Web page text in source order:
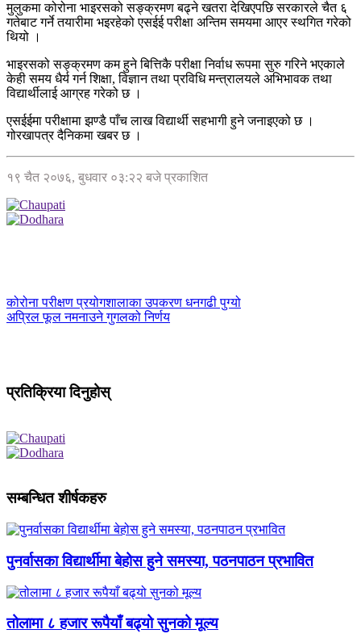
मुलुकमा कोरोना भाइरसको सङ्क्रमण बढ्ने खतरा देखिएपछि सरकारले चैत ६
गतेबाट गर्ने तयारीमा भइरहेको एसईई परीक्षा अन्तिम समयमा आएर स्थगित गरेको
थियो ।
भाइरसको सङ्क्रमण कम हुने बित्तिकै परीक्षा निर्वाध रूपमा सुरु गरिने भएकाले
केही समय धैर्य गर्न शिक्षा, विज्ञान तथा प्रविधि मन्त्रालयले अभिभावक तथा
विद्यार्थीलाई आग्रह गरेको छ ।
एसईईमा परीक्षामा झण्डै पाँच लाख विद्यार्थी सहभागी हुने जनाइएको छ ।
गोरखापत्र दैनिकमा खबर छ ।
१९ चैत २०७६, बुधवार ०३:२२ बजे प्रकाशित
कोरोना परीक्षण प्रयोगशालाका उपकरण धनगढी पुग्यो
अप्रिल फूल नमनाउने गुगलको निर्णय
प्रतिक्रिया दिनुहोस्
सम्बन्धित शीर्षकहरु
पुनर्वासका विद्यार्थीमा बेहोस हुने समस्या, पठनपाठन प्रभावित
तोलामा ८ हजार रूपैयाँ बढ्यो सुनको मूल्य